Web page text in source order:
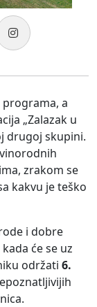
a
„Zalazak u
drugoj skupini.
zrakom se
kakvu je teško
i dobre
će se uz
održati 6.